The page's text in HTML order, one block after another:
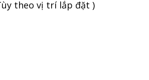
theo vị trí lắp đặt )